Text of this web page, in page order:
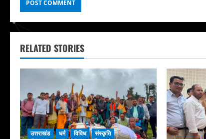
RELATED STORIES
उत्तराखंड धर्म विविध संस्कृति